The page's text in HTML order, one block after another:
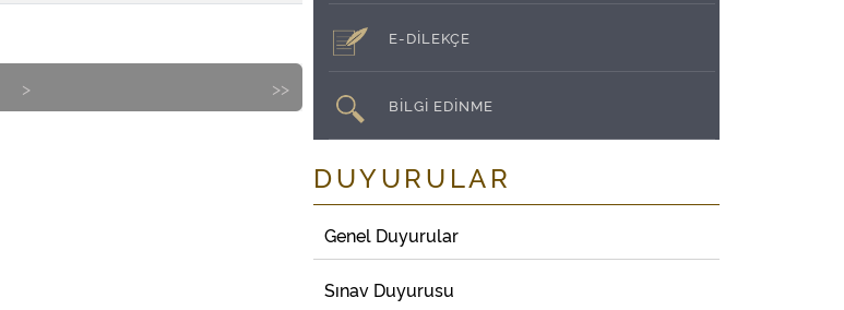
> >>
E-DİLEKÇE
BİLGİ EDİNME
DUYURULAR
Genel Duyurular
Sınav Duyurusu